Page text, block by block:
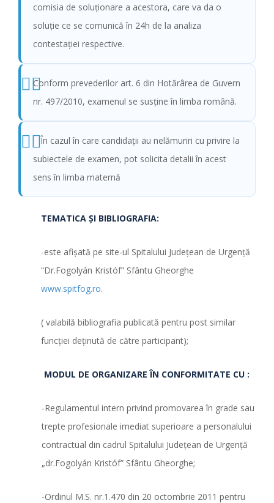
comisia de soluționare a acestora, care va da o
soluție ce se comunică în 24h de la analiza
contestației respective.
Conform prevederilor art. 6 din Hotărârea de Guvern
nr. 497/2010, examenul se susţine în limba română.
În cazul în care candidații au nelămuriri cu privire la
subiectele de examen, pot solicita detalii în acest
sens în limba maternă
TEMATICA ŞI BIBLIOGRAFIA:
-este afişată pe site-ul Spitalului Judeţean de Urgenţă
“Dr.Fogolyán Kristóf” Sfântu Gheorghe
www.spitfog.ro.
( valabilă bibliografia publicată pentru post similar
funcției deținută de către participant);
MODUL DE ORGANIZARE ÎN CONFORMITATE CU :
-Regulamentul intern privind promovarea în grade sau
trepte profesionale imediat superioare a personalului
contractual din cadrul Spitalului Judeţean de Urgenţă
„dr.Fogolyán Kristóf” Sfântu Gheorghe;
-Ordinul M.S. nr.1.470 din 20 octombrie 2011 pentru